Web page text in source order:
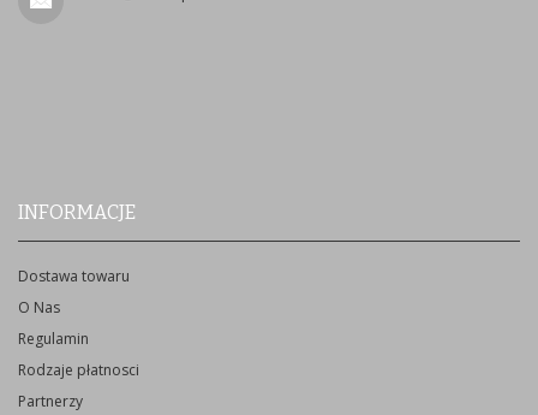
INFORMACJE
Dostawa towaru
O Nas
Regulamin
Rodzaje płatnosci
Partnerzy